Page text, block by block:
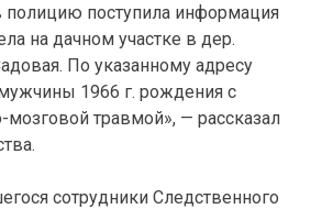
полицию поступила информация
на дачном участке в дер.
По указанному адресу
1966 г. рождения с
мозговой травмой», — рассказал
сотрудники Следственного